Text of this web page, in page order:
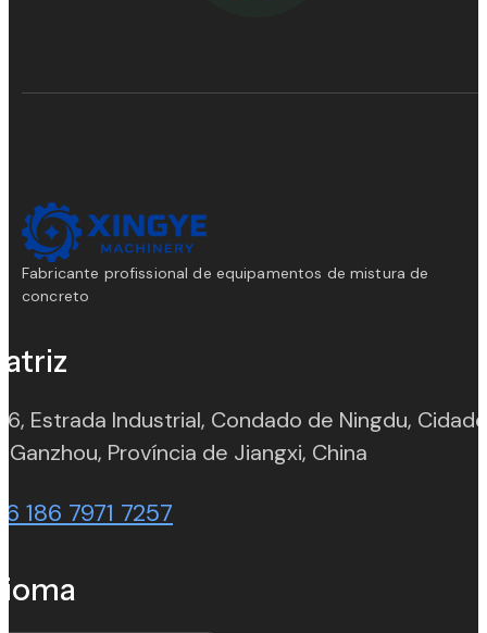
Fabricante profissional de equipamentos de mistura de
concreto
6, Estrada Industrial, Condado de Ningdu, Cidade
Ganzhou, Província de Jiangxi, China
186 7971 7257